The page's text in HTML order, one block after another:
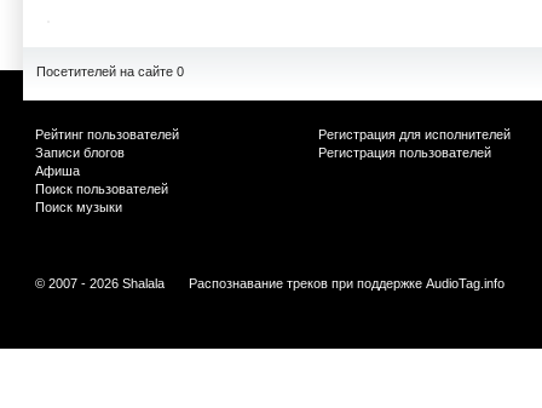
Посетителей на сайте 0
Рейтинг пользователей
Записи блогов
Афиша
Поиск пользователей
Поиск музыки
Регистрация для исполнителей
Регистрация пользователей
© 2007 - 2026 Shalala Распознавание треков при поддержке AudioTag.info